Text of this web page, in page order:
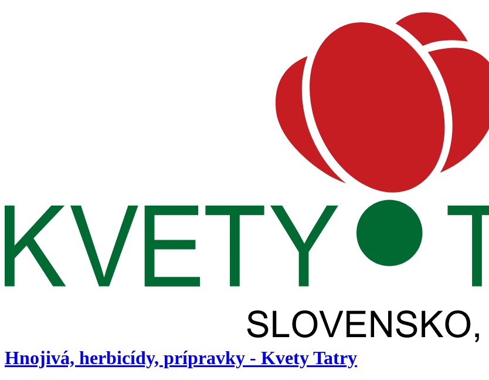
Hnojivá, herbicídy, prípravky - Kvety Tatry